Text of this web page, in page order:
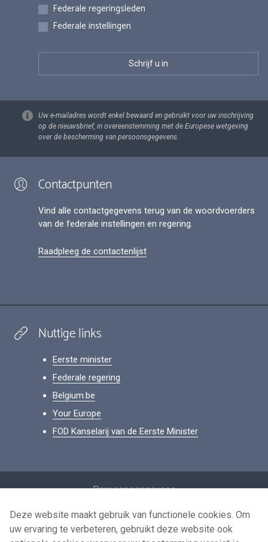
Federale regeringsleden
Federale instellingen
Uw e-mailadres wordt enkel bewaard en gebruikt voor uw inschrijving
op de nieuwsbrief, in overeenstemming met de Europese wetgeving
over de bescherming van persoonsgegevens.
Contactpunten
Vind alle contactgegevens terug van de woordvoerders
van de federale instellingen en regering.
Raadpleeg de contactenlijst
Nuttige links
Eerste minister
Federale regering
Belgium.be
Your Europe
FOD Kanselarij van de Eerste Minister
Persoonsgegevens
Voorwaarden voor het hergebruik
Contacteer ons
Deze website maakt gebruik van functionele cookies. Om
uw ervaring te verbeteren, gebruikt deze website ook